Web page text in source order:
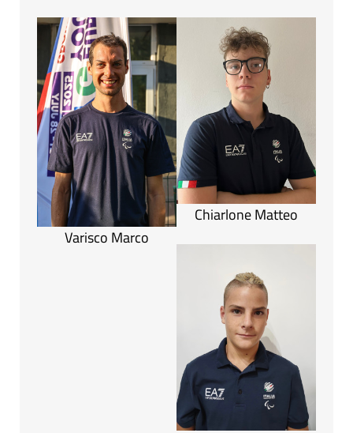
Varisco Marco
Chiarlone Matteo